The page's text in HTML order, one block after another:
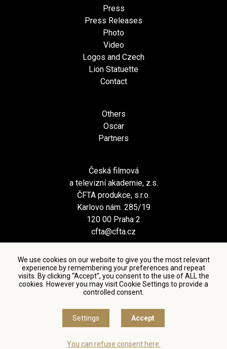
We use cookies on our website to give you the most relevant
experience by remembering your preferences and repeat
visits. By clicking “Accept”, you consent to the use of ALL the
cookies. However you may visit Cookie Settings to provide a
controlled consent.
Settings Accept
You can refuse consent here.
Press
Press Releases
Photo
Video
Logos and Czech
Lion Statuette
Contact
Others
Oscar
Partners
Česká filmová
a televizní akademie, z.s.
ČFTA produkce, s.r.o.
Karlovo nám. 285/19
120 00 Praha 2
cfta@cfta.cz
Terms and conditions of using personal data and privacy
policy|Cookie settings
© Česká filmová a televizní akademie, 2018 - 2026